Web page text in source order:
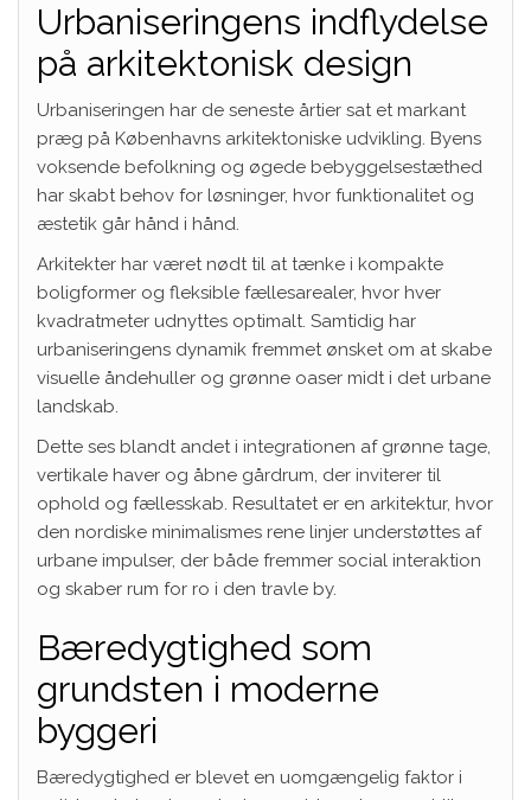
Urbaniseringens indflydelse
på arkitektonisk design
Urbaniseringen har de seneste årtier sat et markant
præg på Københavns arkitektoniske udvikling. Byens
voksende befolkning og øgede bebyggelsestæthed
har skabt behov for løsninger, hvor funktionalitet og
æstetik går hånd i hånd.
Arkitekter har været nødt til at tænke i kompakte
boligformer og fleksible fællesarealer, hvor hver
kvadratmeter udnyttes optimalt. Samtidig har
urbaniseringens dynamik fremmet ønsket om at skabe
visuelle åndehuller og grønne oaser midt i det urbane
landskab.
Dette ses blandt andet i integrationen af grønne tage,
vertikale haver og åbne gårdrum, der inviterer til
ophold og fællesskab. Resultatet er en arkitektur, hvor
den nordiske minimalismes rene linjer understøttes af
urbane impulser, der både fremmer social interaktion
og skaber rum for ro i den travle by.
Bæredygtighed som
grundsten i moderne
byggeri
Bæredygtighed er blevet en uomgængelig faktor i